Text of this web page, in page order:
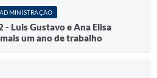
ADMINISTRAÇÃO
Luis Gustavo e Ana Elisa
um ano de trabalho